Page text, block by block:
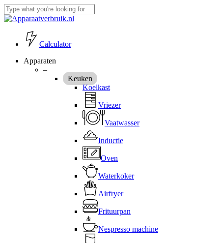
Skip
to
main
Close
Calculator
Menu
Apparaten
–
Keuken
Koelkast
Vriezer
Vaatwasser
Inductie
Oven
Waterkoker
Airfryer
Frituurpan
Nespresso machine